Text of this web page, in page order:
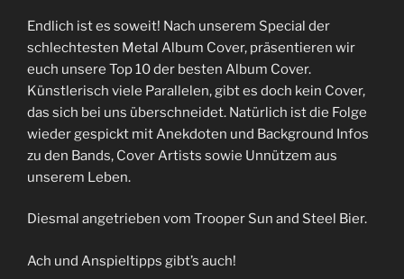
Endlich ist es soweit! Nach unserem Special der
schlechtesten Metal Album Cover, präsentieren wir
euch unsere Top 10 der besten Album Cover.
Künstlerisch viele Parallelen, gibt es doch kein Cover,
das sich bei uns überschneidet. Natürlich ist die Folge
wieder gespickt mit Anekdoten und Background Infos
zu den Bands, Cover Artists sowie Unnützem aus
unserem Leben.
Diesmal angetrieben vom Trooper Sun and Steel Bier.
Ach und Anspieltipps gibt’s auch!